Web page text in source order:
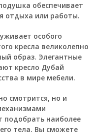
обеспечивает
отдыха или работы.
особого
кресла великолепно
образ. Элегантные
кресло Дубай
в мире мебели.
смотрится, но и
подобрать наиболее
тела. Вы сможете